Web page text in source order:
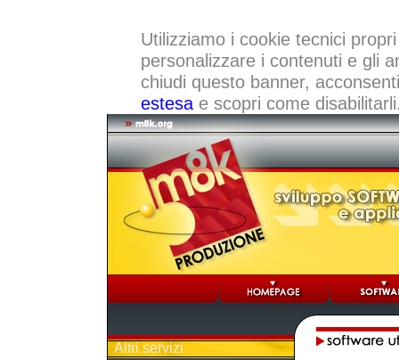
Utilizziamo i cookie tecnici
personalizzare i contenuti e gli
chiudi questo banner,
estesae scopri come
Altri servizi